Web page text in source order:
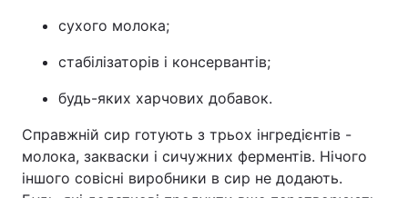
сухого молока;
стабілізаторів і консервантів;
будь-яких харчових добавок.
Справжній сир готують з трьох інгредієнтів -
молока, закваски і сичужних ферментів. Нічого
іншого совісні виробники в сир не додають.